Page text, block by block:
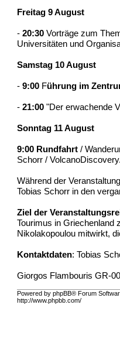
Freitag 9 August
-20:30Vorträge zum
Universitäten und
Samstag 10 August
-9:00 Führung im
-21:00 "Der erwachende
Sonntag 11 August
9:00 Rundfahrt/
Schorr / VolcanoDiscovery.
Während der
Tobias Schorr in den
Ziel der
Tourimus in Griechenland
Nikolakopoulou mitwirkt,
Kontaktdaten: Tobias
Giorgos Flambouris GR-
Powered by phpBB® Forum
http://www.phpbb.com/